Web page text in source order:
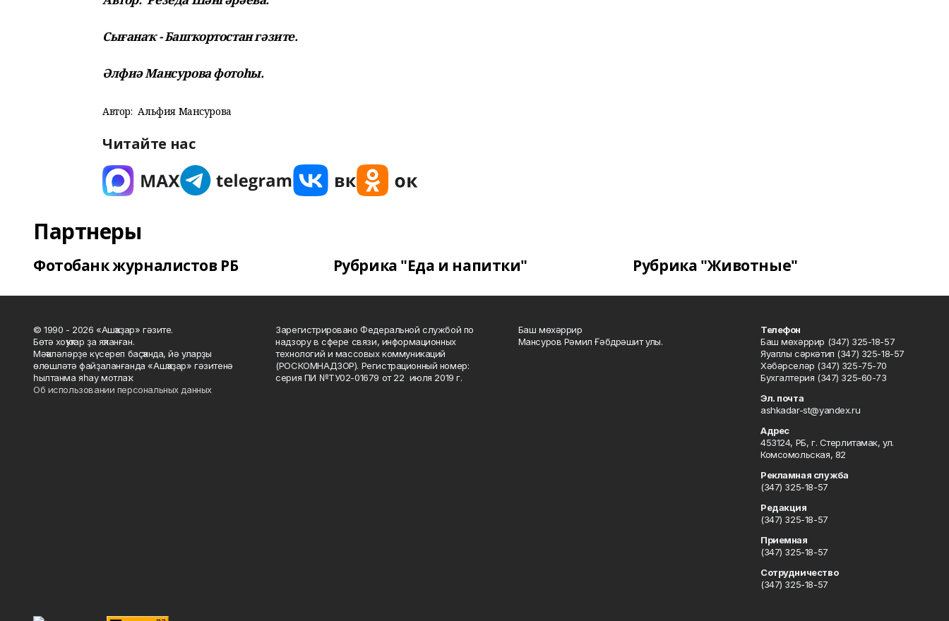
Сығанаҡ - Башҡортостан гәзите.
Әлфиә Мансурова фотоһы.
Автор: Альфия Мансурова
Читайте нас
Партнеры
Фотобанк журналистов РБ Рубрика "Еда и напитки" Рубрика "Животные"
© 1990 - 2026 «Ашҡаҙар» гәзите.
Бөтә хоҡуҡтар ҙа яҡланған.
Мәҡәләләрҙе күсереп баҫҡанда, йә уларҙы
өлөшләтә файҙаланғанда «Ашҡаҙар» гәзитенә
һылтанма яһау мотлаҡ.
Об использовании персональных данных
Зарегистрировано Федеральной службой по
надзору в сфере связи, информационных
технологий и массовых коммуникаций
(РОСКОМНАДЗОР). Регистрационный номер:
серия ПИ №ТУ02-01679 от 22 июля 2019 г.
Баш мөхәррир
Мансуров Рәмил Ғәбдрәшит улы.
Телефон
Баш мөхәррир (347) 325-18-57
Яуаплы сәркәтип (347) 325-18-57
Хәбәрселәр (347) 325-75-70
Бухгалтерия (347) 325-60-73
Эл. почта
ashkadar-st@yandex.ru
Адрес
453124, РБ, г. Стерлитамак, ул.
Комсомольская, 82
Рекламная служба
(347) 325-18-57
Редакция
(347) 325-18-57
Приемная
(347) 325-18-57
Сотрудничество
(347) 325-18-57